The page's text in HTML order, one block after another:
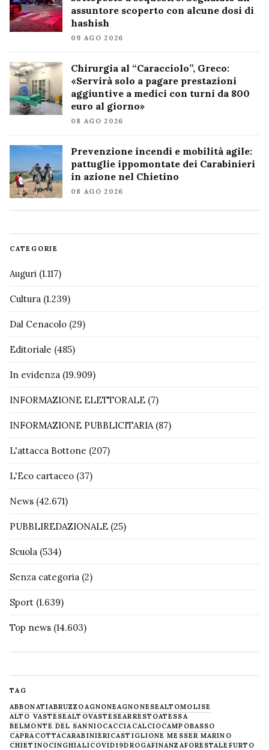
assuntore scoperto con alcune dosi di
hashish
09 AGO 2026
Chirurgia al “Caracciolo”, Greco:
«Servirà solo a pagare prestazioni
aggiuntive a medici con turni da 800
euro al giorno»
08 AGO 2026
Prevenzione incendi e mobilità agile:
pattuglie ippomontate dei Carabinieri
in azione nel Chietino
08 AGO 2026
CATEGORIE
Auguri (1.117)
Cultura (1.239)
Dal Cenacolo (29)
Editoriale (485)
In evidenza (19.909)
INFORMAZIONE ELETTORALE (7)
INFORMAZIONE PUBBLICITARIA(87)
L'attacca Bottone (207)
L'Eco cartaceo (37)
News (42.671)
PUBBLIREDAZIONALE (25)
Scuola (534)
Senza categoria (2)
Sport (1.639)
Top news (14.603)
TAG
ABBONATIABRUZZOAGNONEAGNONESEALTOMOLISE
ALTO VASTESEALTOVASTESEARRESTOATESSA
BELMONTE DEL SANNIOCACCIACALCIOCAMPOBASSO
CAPRACOTTACARABINIERICASTIGLIONE MESSER MARINO
CHIETINOCINGHIALICOVID19DROGAFINANZAFORESTALE FURTO